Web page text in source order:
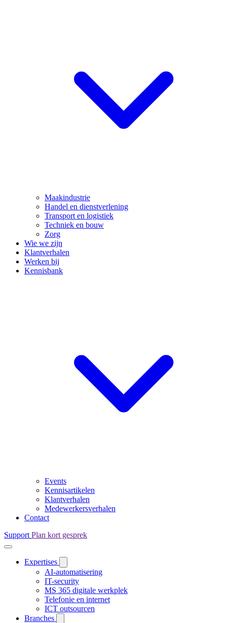
Maakindustrie
Handel en dienstverlening
Transport en logistiek
Techniek en bouw
Zorg
Wie we zijn
Klantverhalen
Werken bij
Kennisbank
Events
Kennisartikelen
Klantverhalen
Medewerkersverhalen
Contact
Support Plan kort gesprek
Expertises
AI-automatisering
IT-security
MS 365 digitale werkplek
Telefonie en internet
ICT outsourcen
Branches